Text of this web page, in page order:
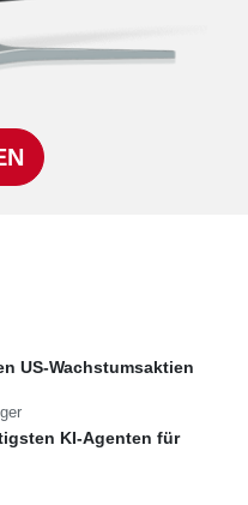
US-Wachstumsaktien
KI-Agenten für